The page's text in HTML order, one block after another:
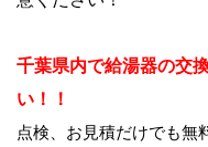
千葉県内で給湯器の交
い！！
点検、お見積だけでも無